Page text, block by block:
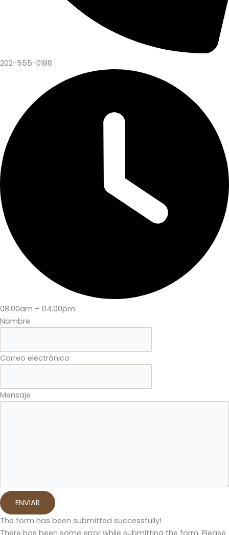
202-555-0188
08.00am – 04.00pm
Nombre
Correo electrónico
Mensaje
ENVIAR
The form has been submitted successfully!